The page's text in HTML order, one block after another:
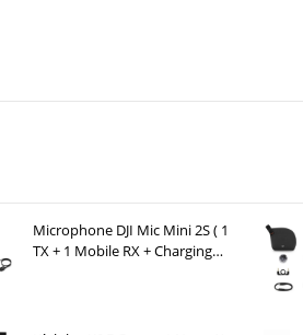
Microphone DJI Mic Mini 2S ( 1
TX + 1 Mobile RX + Charging